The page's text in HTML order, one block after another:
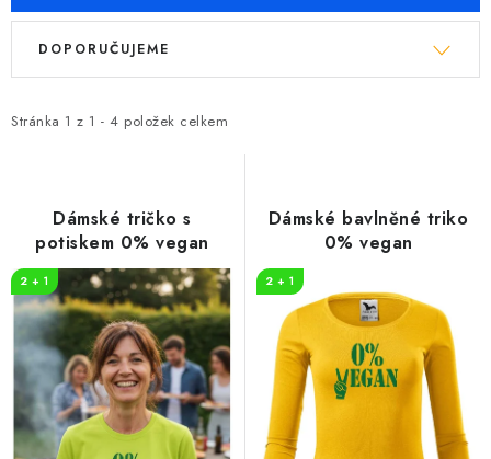
V
i
d
u
k
t
ů
Stránka 1 z 1 - 4 položek celkem
Ř
e
o
d
u
k
t
ů
DOPORUČUJEME
Dámské tričko s
potiskem 0% vegan
2 + 1
Dámské bavlněné triko
0% vegan
2 + 1